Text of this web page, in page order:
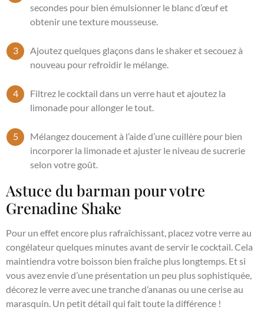
secondes pour bien émulsionner le blanc d’œuf et
obtenir une texture mousseuse.
Ajoutez quelques glaçons dans le shaker et secouez à
nouveau pour refroidir le mélange.
Filtrez le cocktail dans un verre haut et ajoutez la
limonade pour allonger le tout.
Mélangez doucement à l’aide d’une cuillère pour bien
incorporer la limonade et ajuster le niveau de sucrerie
selon votre goût.
Astuce du barman pour votre
Grenadine Shake
Pour un effet encore plus rafraîchissant, placez votre verre au
congélateur quelques minutes avant de servir le cocktail. Cela
maintiendra votre boisson bien fraîche plus longtemps. Et si
vous avez envie d’une présentation un peu plus sophistiquée,
décorez le verre avec une tranche d’ananas ou une cerise au
marasquin. Un petit détail qui fait toute la différence !